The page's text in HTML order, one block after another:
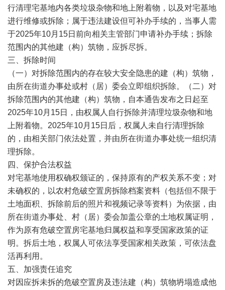
行清理宅基地内各类垃圾杂物和地上附着物，以及对宅基地
进行维修或拆除；属于违法建设但可补办手续的，当事人需
于2025年10月15日前向相关主管部门申请补办手续；拆除
范围内的其他建（构）筑物，应拆尽拆。
三、拆除时间
（一）对拆除范围内的存在较大安全隐患的建（构）筑物，
由所在街道办事处或村（居）委会立即组织拆除。（二）对
拆除范围内的其他建（构）筑物，自本通告发布之日起至
2025年10月15日，由权属人自行拆除并清理垃圾杂物和地
上附着物。2025年10月15日后，权属人未自行清理拆除
的，由相关部门依法处置，并由所在街道办事处统一组织清
理拆除。
四、保护合法权益
对宅基地使用权确权颁证的，保持原有的产权关系不变；对
未确权的，以农村危破空置房拆除档案资料（包括但不限于
土地面积、拆除前后的照片和视频记录等资料）为依据，由
所在街道办事处、村（居）委会加盖公章的土地权属证明，
作为原有危破空置房宅基地归属权益和享受国家政策的证
明。拆后土地，权属人可依法享受国家相关政策，可依法盘
活再利用。
五、加强责任追究
对因应拆未拆的危破空置房及违法建（构）筑物坍塌造成他